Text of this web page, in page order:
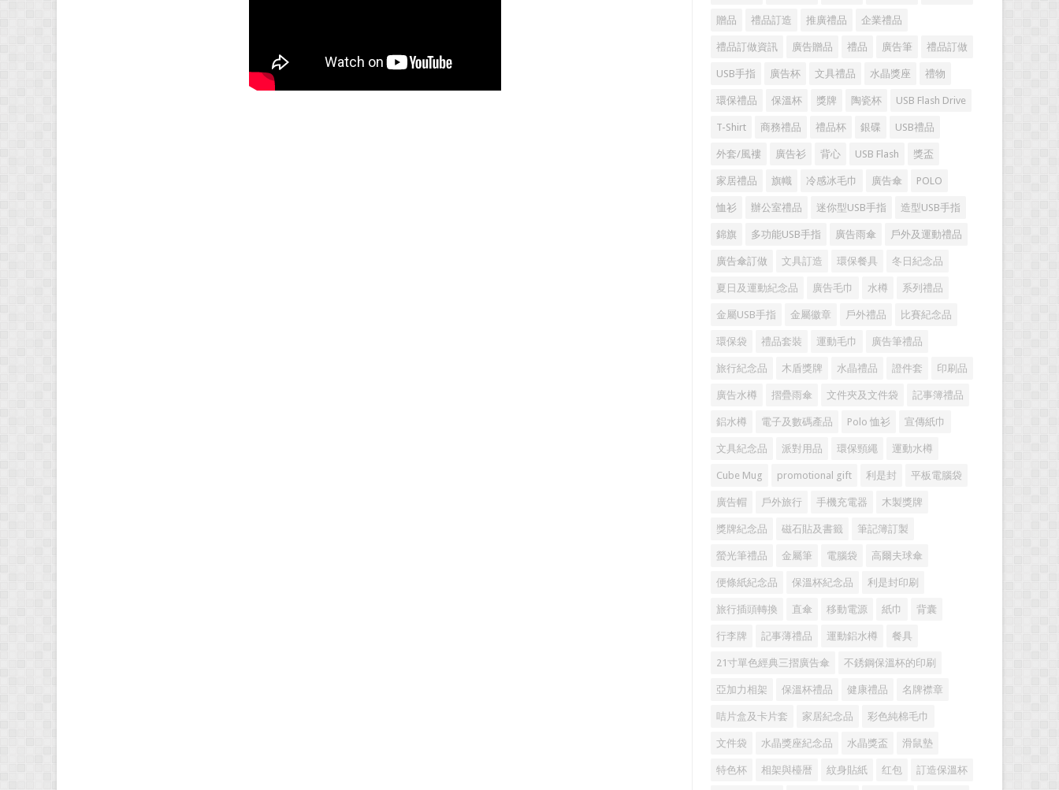
贈品 禮品訂造 推廣禮品 企業禮品
禮品訂做資訊 廣告贈品 禮品 廣告筆 禮品訂做
USB手指 廣告杯 文具禮品 水晶獎座 禮物
環保禮品 保溫杯 獎牌 陶瓷杯 USB Flash Drive
T-Shirt 商務禮品 禮品杯 銀碟 USB禮品
外套/風褸 廣告衫 背心 USB Flash 獎盃
家居禮品 旗幟 冷感冰毛巾 廣告傘 POLO
恤衫 辦公室禮品 迷你型USB手指 造型USB手指
錦旗 多功能USB手指 廣告雨傘 戶外及運動禮品
廣告傘訂做 文具訂造 環保餐具 冬日紀念品
夏日及運動紀念品 廣告毛巾 水樽 系列禮品
金屬USB手指 金屬徽章 戶外禮品 比賽紀念品
環保袋 禮品套裝 運動毛巾 廣告筆禮品
旅行紀念品 木盾獎牌 水晶禮品 證件套 印刷品
廣告水樽 摺疊雨傘 文件夾及文件袋 記事簿禮品
鋁水樽 電子及數碼產品 Polo 恤衫 宣傳紙巾
文具紀念品 派對用品 環保頸繩 運動水樽
Cube Mug promotional gift 利是封 平板電腦袋
廣告帽 戶外旅行 手機充電器 木製獎牌
獎牌紀念品 磁石貼及書籤 筆記簿訂製
螢光筆禮品 金屬筆 電腦袋 高爾夫球傘
便條紙紀念品 保溫杯紀念品 利是封印刷
旅行插頭轉換 直傘 移動電源 紙巾 背囊
行李牌 記事薄禮品 運動鋁水樽 餐具
21寸單色經典三摺廣告傘 不銹鋼保溫杯的印刷
亞加力相架 保溫杯禮品 健康禮品 名牌襟章
咭片盒及卡片套 家居紀念品 彩色純棉毛巾
文件袋 水晶獎座紀念品 水晶獎盃 滑鼠墊
特色杯 相架與檯暦 紋身貼紙 红包 訂造保溫杯